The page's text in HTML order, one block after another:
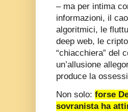
– ma per intima
informazioni, il
algoritmici, le
deep web, le
“chiacchiera” del
un’allusione
produce la
Non solo: forse
sovranista ha